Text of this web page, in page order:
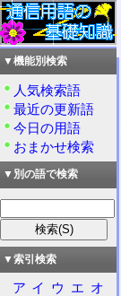
▼機能別検索
人気検索語
最近の更新語
今日の用語
おまかせ検索
▼別の語で検索
▼索引検索
ア イ ウ エ オ